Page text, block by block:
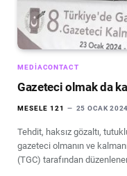
MEDIACONTACT
Gazeteci olmak da
MESELE 121 25 OCAK 2024
Tehdit, haksız gözaltı,
gazeteci olmanın ve
(TGC) tarafından